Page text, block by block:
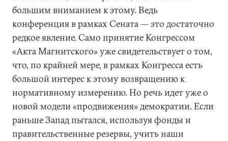
большим вниманием к этому. Ведь
конференция в рамках Сената — это достаточно
редкое явление. Само принятие Конгрессом
«Акта Магнитского» уже свидетельствует о том,
что, по крайней мере, в рамках Конгресса есть
большой интерес к этому возвращению к
нормативному измерению. Но речь идет уже о
новой модели «продвижения» демократии. Если
раньше Запад пытался, используя фонды и
правительственные резервы, учить наши